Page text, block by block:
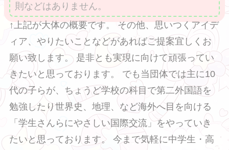
則などはありません。
↑上記が大体の概要です。 その他、思いつくアイデ
ィア、やりたいことなどがあればご提案宜しくお
願い致します。 是非とも実現に向けて頑張ってい
きたいと思っております。 でも当団体では主に10
代の子らが、ちょうど学校の科目で第二外国語を
勉強したり世界史、地理、など海外へ目を向ける
「学生さんらにやさしい国際交流」をやっていき
たいと思っております。 今まで気軽に中学生・高